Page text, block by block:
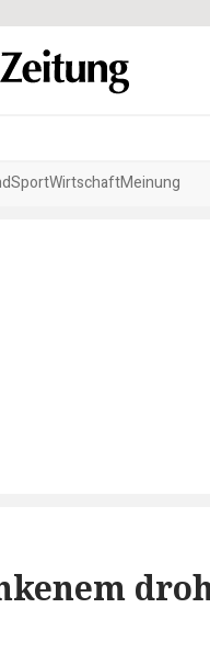
SportWirtschaftMeinung